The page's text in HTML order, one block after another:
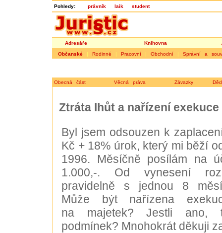
Pohledy: právník laik student
Adresáře Knihovna
Občanské | Rodinné | Pracovní | Obchodní | Správní a
Obecná část Věcná práva Závazky
Ztráta lhůt a nařízení exekuce
Byl jsem odsouzen k
Kč + 18% úrok, který mi běží
1996. Měsíčně posílám na
1.000,-. Od vynesení
pravidelně s jednou 8
Může být nařízena
na majetek? Jestli ano,
podmínek? Mnohokrát děkuji